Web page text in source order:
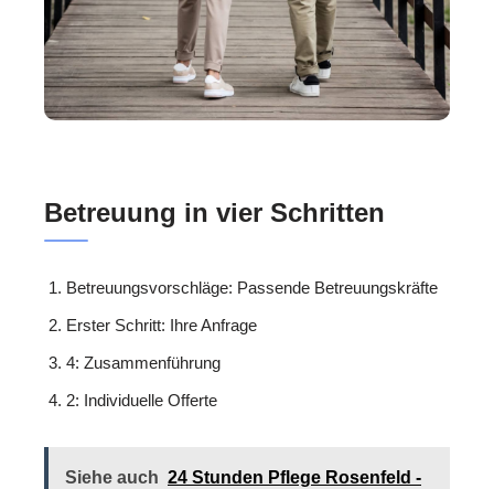
Betreuung in vier Schritten
Betreuungsvorschläge: Passende Betreuungskräfte
Erster Schritt: Ihre Anfrage
4: Zusammenführung
2: Individuelle Offerte
Siehe auch 24 Stunden Pflege Rosenfeld -